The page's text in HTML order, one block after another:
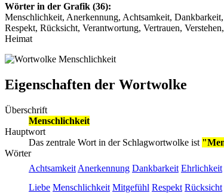
Wörter in der Grafik (36):
Menschlichkeit, Anerkennung, Achtsamkeit,
Respekt, Rücksicht, Verantwortung, Vertrauen,
Heimat
Eigenschaften der Wortwolke
Überschrift
Menschlichkeit
Hauptwort
Das zentrale Wort in der Schlagwortwolke ist
Wörter
Achtsamkeit Anerkennung Dankbarkeit Ehrlichkeit
Liebe Menschlichkeit Mitgefühl Respekt Rücksicht